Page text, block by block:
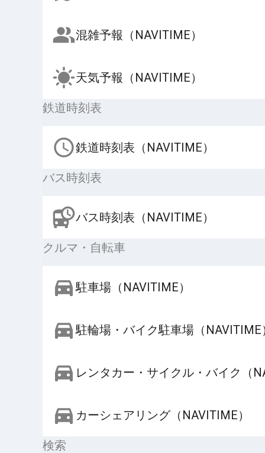
混雑予報（NAVITIME）
天気予報（NAVITIME）
鉄道時刻表
鉄道時刻表（NAVITIME）
バス時刻表
バス時刻表（NAVITIME）
クルマ・自転車
駐車場（NAVITIME）
駐輪場・バイク駐車場（NAVITIME
レンタカー・サイクル・バイク（
カーシェアリング（NAVITIME）
検索